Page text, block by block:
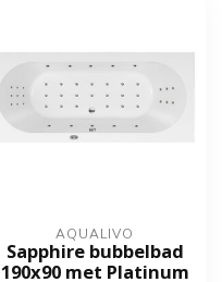
AQUALIVO
Sapphire bubbelbad
190x90 met Platinum